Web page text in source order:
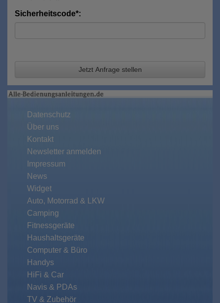
Sicherheitscode*:
Jetzt Anfrage stellen
Datenschutz
Über uns
Kontakt
Newsletter anmelden
Impressum
News
Widget
Auto, Motorrad & LKW
Camping
Fitnessgeräte
Haushaltsgeräte
Computer & Büro
Handys
HiFi & Car
Navis & PDAs
TV & Zubehör